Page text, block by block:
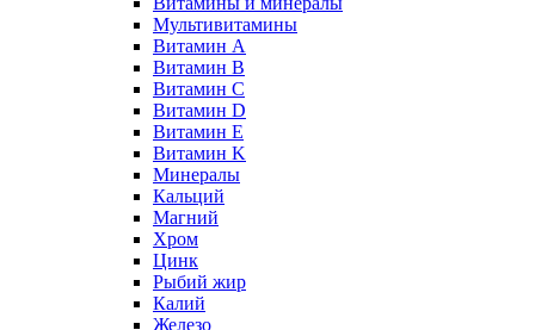
Мультивитамины
Витамин A
Витамин B
Витамин C
Витамин D
Витамин E
Витамин K
Минералы
Кальций
Магний
Хром
Цинк
Рыбий жир
Калий
Железо